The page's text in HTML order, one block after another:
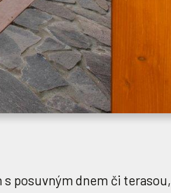
s posuvným dnem či terasou,